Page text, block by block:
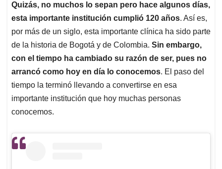
Quizás, no muchos lo sepan pero hace algunos días,
esta importante institución cumplió 120 años. Así es,
por más de un siglo, esta importante clínica ha sido parte
de la historia de Bogotá y de Colombia. Sin embargo,
con el tiempo ha cambiado su razón de ser, pues no
arrancó como hoy en día lo conocemos. El paso del
tiempo la terminó llevando a convertirse en esa
importante institución que hoy muchas personas
conocemos.